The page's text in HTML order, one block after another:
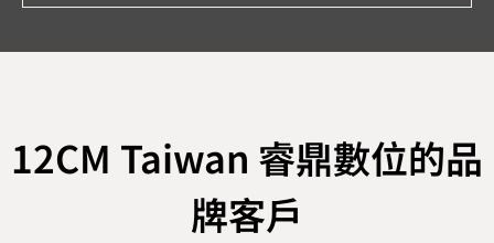
12CM Taiwan 睿鼎數位的品
牌客戶